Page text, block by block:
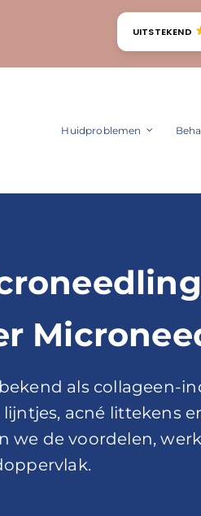
UITSTEKEND
Huidproblemen
als collageen-
acné littekens
we de voordelen,